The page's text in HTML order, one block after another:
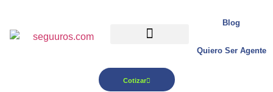
Blog
Quiero Ser Agente
Cotizar